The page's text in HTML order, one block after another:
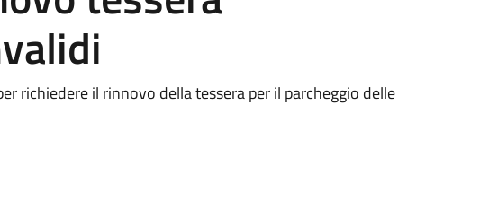
richiedere il rinnovo della tessera per il parcheggio delle